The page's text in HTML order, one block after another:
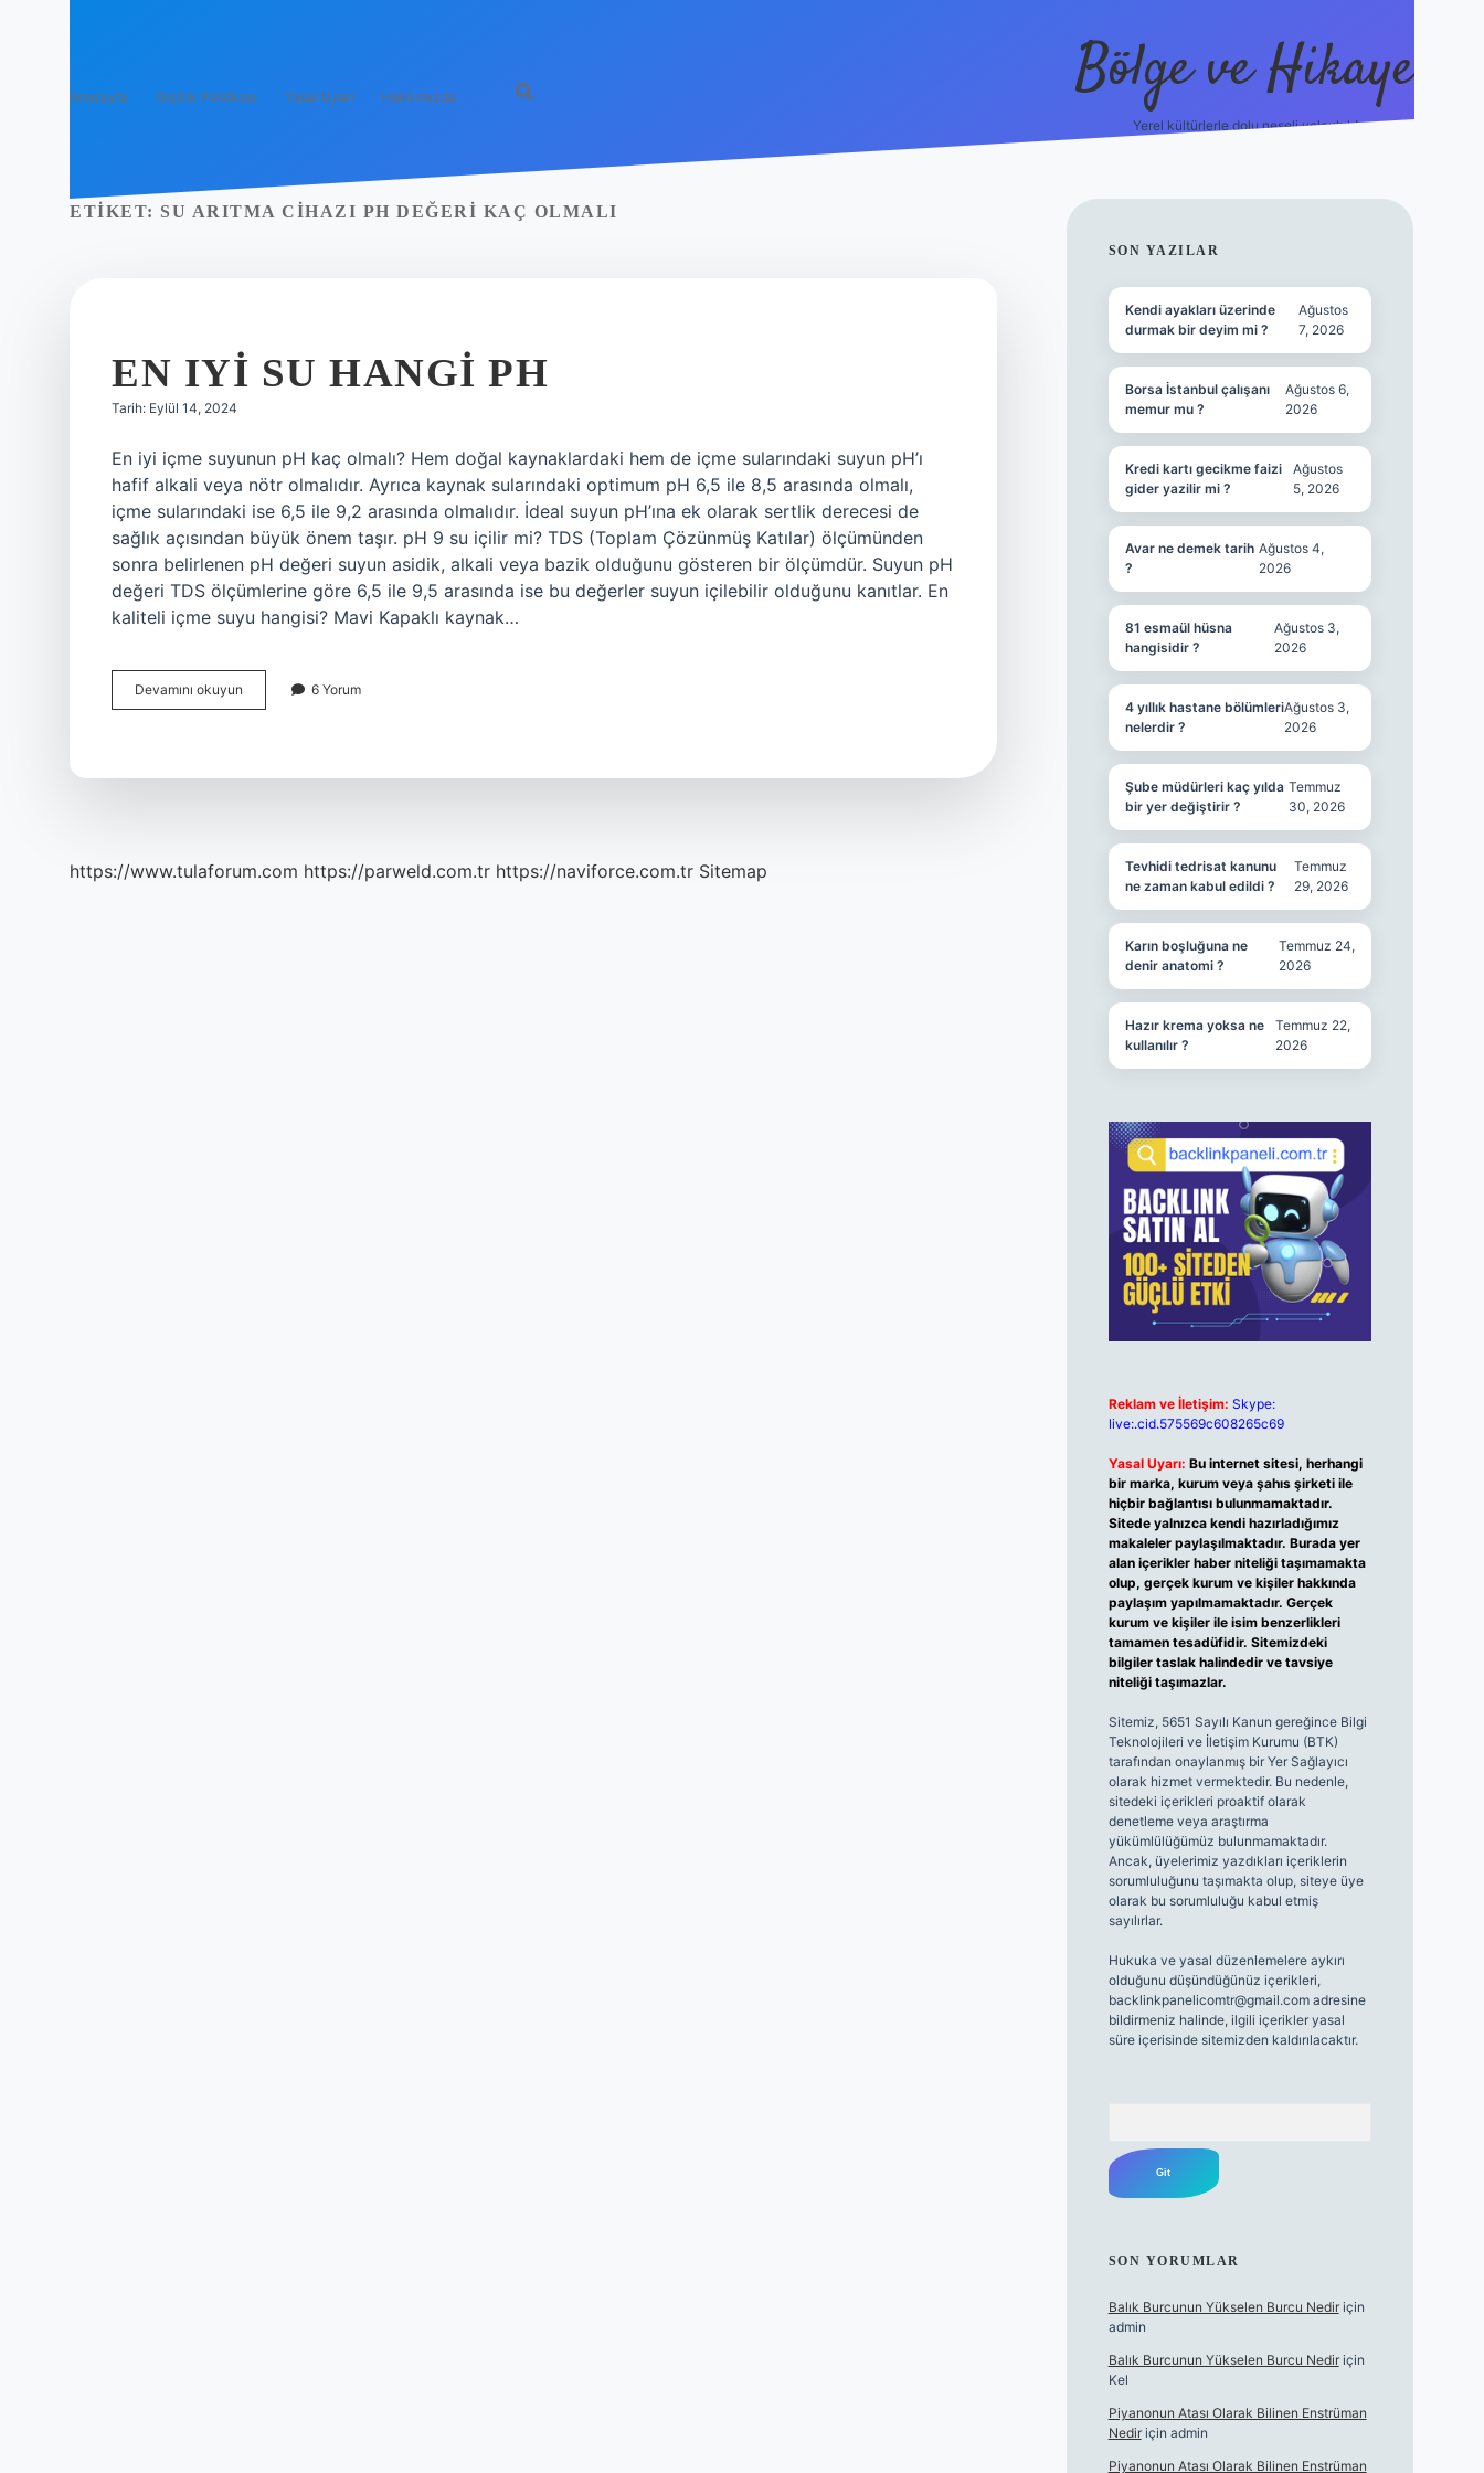
Anasayfa Gizlilik Politikası Yasal Uyarı Hakkımızda Bölge ve Hikaye
Yerel kültürlerle dolu neşeli yolculuk!
ETIKET: SU ARITMA CIHAZI PH DEĞERI KAÇ OLMALI
EN IYI SU HANGI PH
Tarih: Eylül 14, 2024
En iyi içme suyunun pH kaç olmalı? Hem doğal kaynaklardaki hem de içme sularındaki suyun pH’ı
hafif alkali veya nötr olmalıdır. Ayrıca kaynak sularındaki optimum pH 6,5 ile 8,5 arasında olmalı,
içme sularındaki ise 6,5 ile 9,2 arasında olmalıdır. İdeal suyun pH’ına ek olarak sertlik derecesi de
sağlık açısından büyük önem taşır. pH 9 su içilir mi? TDS (Toplam Çözünmüş Katılar) ölçümünden
sonra belirlenen pH değeri suyun asidik, alkali veya bazik olduğunu gösteren bir ölçümdür. Suyun pH
değeri TDS ölçümlerine göre 6,5 ile 9,5 arasında ise bu değerler suyun içilebilir olduğunu kanıtlar. En
kaliteli içme suyu hangisi? Mavi Kapaklı kaynak…
Devamını okuyun
Iyi
6 Yorum
https://www.tulaforum.com https://parweld.com.tr https://naviforce.com.tr Sitemap
SIDEBAR
SON YAZILAR
Kendi ayakları üzerinde
durmak bir deyim mi ?
Ağustos
7, 2026
Borsa İstanbul çalışanı
memur mu ?
Ağustos 6,
2026
Kredi kartı gecikme faizi
gider yazilir mi ?
Ağustos
5, 2026
Avar ne demek tarih
?
Ağustos 4,
2026
81 esmaül hüsna
hangisidir ?
Ağustos 3,
2026
4 yıllık hastane bölümleri
nelerdir ?
Ağustos 3,
2026
Şube müdürleri kaç yılda
bir yer değiştirir ?
Temmuz
30, 2026
Tevhidi tedrisat kanunu
ne zaman kabul edildi ?
Temmuz
29, 2026
Karın boşluğuna ne
denir anatomi ?
Temmuz 24,
2026
Hazır krema yoksa ne
kullanılır ?
Temmuz 22,
2026
Reklam ve İletişim: Skype:
live:.cid.575569c608265c69
Yasal Uyarı: Bu internet sitesi, herhangi
bir marka, kurum veya şahıs şirketi ile
hiçbir bağlantısı bulunmamaktadır.
Sitede yalnızca kendi hazırladığımız
makaleler paylaşılmaktadır. Burada yer
alan içerikler haber niteliği taşımamakta
olup, gerçek kurum ve kişiler hakkında
paylaşım yapılmamaktadır. Gerçek
kurum ve kişiler ile isim benzerlikleri
tamamen tesadüfidir. Sitemizdeki
bilgiler taslak halindedir ve tavsiye
niteliği taşımazlar.
Sitemiz, 5651 Sayılı Kanun gereğince Bilgi
Teknolojileri ve İletişim Kurumu (BTK)
tarafından onaylanmış bir Yer Sağlayıcı
olarak hizmet vermektedir. Bu nedenle,
sitedeki içerikleri proaktif olarak
denetleme veya araştırma
yükümlülüğümüz bulunmamaktadır.
Ancak, üyelerimiz yazdıkları içeriklerin
sorumluluğunu taşımakta olup, siteye üye
olarak bu sorumluluğu kabul etmiş
sayılırlar.
Hukuka ve yasal düzenlemelere aykırı
olduğunu düşündüğünüz içerikleri,
backlinkpanelicomtr@gmail.comadresine
bildirmeniz halinde, ilgili içerikler yasal
süre içerisinde sitemizden kaldırılacaktır.
SON YORUMLAR
Balık Burcunun Yükselen Burcu Nediriçin
admin
Balık Burcunun Yükselen Burcu Nediriçin
Kel
Piyanonun Atası Olarak Bilinen Enstrüman
Nediriçin admin
Piyanonun Atası Olarak Bilinen Enstrüman
grand